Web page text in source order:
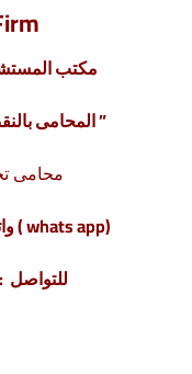
مكتب
” المحامى
محامى
(whats app ) واتس أب : 201220615243+
للتواصل :